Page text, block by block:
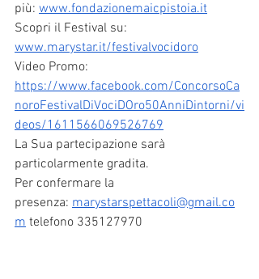
più: www.fondazionemaicpistoia.it
Scopri il Festival su:
www.marystar.it/festivalvocidoro
Video Promo:
https://www.facebook.com/ConcorsoCa
noroFestivalDiVociDOro50AnniDintorni/vi
deos/1611566069526769
La Sua partecipazione sarà
particolarmente gradita.
Per confermare la
presenza: marystarspettacoli@gmail.co
m telefono 335127970